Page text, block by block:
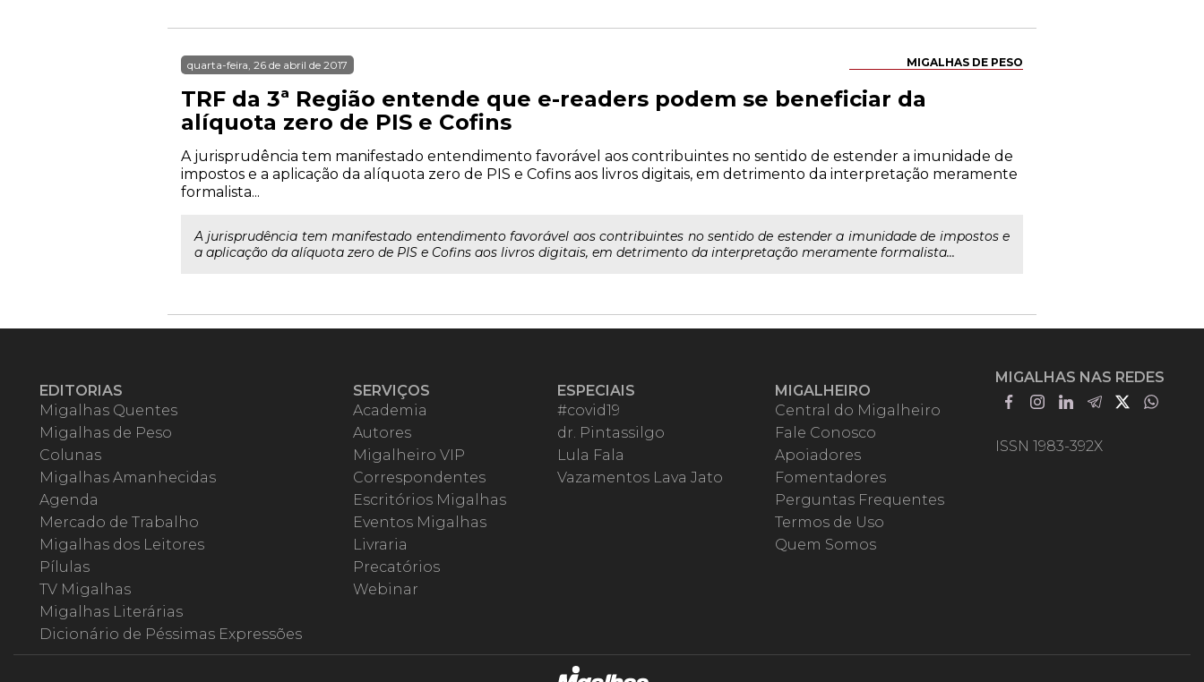
MIGALHAS DE PESO
quarta-feira, 26 de abril de 2017
TRF da 3ª Região entende que e-readers podem se beneficiar da
alíquota zero de PIS e Cofins
A jurisprudência tem manifestado entendimento favorável aos contribuintes no sentido de estender a imunidade de
impostos e a aplicação da alíquota zero de PIS e Cofins aos livros digitais, em detrimento da interpretação meramente
formalista...
A jurisprudência tem manifestado entendimento favorável aos contribuintes no sentido de estender a imunidade de impostos e
a aplicação da alíquota zero de PIS e Cofins aos livros digitais, em detrimento da interpretação meramente formalista...
EDITORIAS
Migalhas Quentes
Migalhas de Peso
Colunas
Migalhas Amanhecidas
Agenda
Mercado de Trabalho
Migalhas dos Leitores
Pílulas
TV Migalhas
Migalhas Literárias
Dicionário de Péssimas Expressões
SERVIÇOS
Academia
Autores
Migalheiro VIP
Correspondentes
Escritórios Migalhas
Eventos Migalhas
Livraria
Precatórios
Webinar
ESPECIAIS
#covid19
dr. Pintassilgo
Lula Fala
Vazamentos Lava Jato
MIGALHEIRO
Central do Migalheiro
Fale Conosco
Apoiadores
Fomentadores
Perguntas Frequentes
Termos de Uso
Quem Somos
MIGALHAS NAS REDES
ISSN 1983-392X